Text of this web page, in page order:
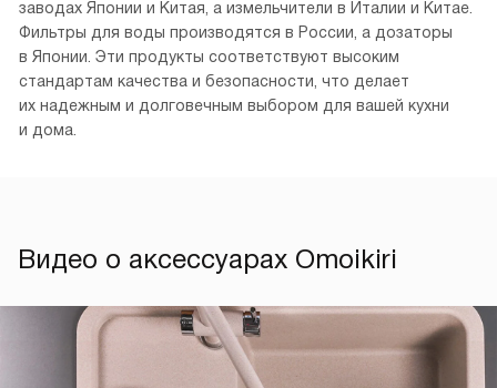
заводах Японии и Китая, а измельчители в Италии и Китае.
Фильтры для воды производятся в России, а дозаторы
в Японии. Эти продукты соответствуют высоким
стандартам качества и безопасности, что делает
их надежным и долговечным выбором для вашей кухни
и дома.
Видео о аксессуарах Omoikiri